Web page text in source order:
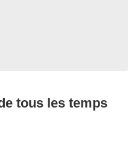
tous les temps